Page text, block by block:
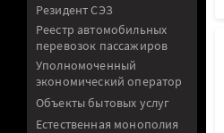
Резидент СЭЗ
Реестр автомобильных
перевозок пассажиров
Уполномоченный
экономический оператор
Объекты бытовых услуг
Естественная монополия